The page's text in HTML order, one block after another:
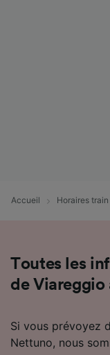
Accueil Horaires train
Toutes les
de Viareggio
Si vous prévoyez
Nettuno, nous